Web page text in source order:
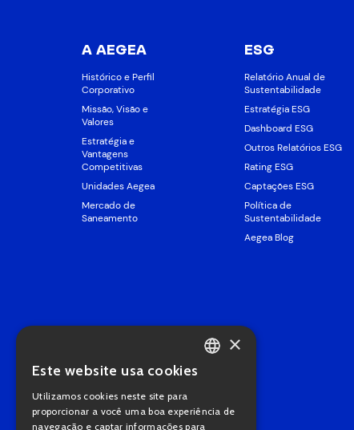
A AEGEA
Histórico e Perfil
Corporativo
Missão, Visão e
Valores
Estratégia e
Vantagens
Competitivas
Unidades Aegea
Mercado de
Saneamento
ESG
Relatório Anual de
Sustentabilidade
Estratégia ESG
Dashboard ESG
Outros Relatórios ESG
Rating ESG
Captações ESG
Política de
Sustentabilidade
Aegea Blog
PORTUGUESE
×
Este website usa cookies
Utilizamos cookies neste site para
proporcionar a você uma boa experiência de
navegação e captar informações para